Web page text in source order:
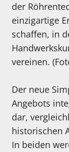
der
einzigartige
schaffen, in
vereinen.
Der neue
Angebots
dar,
historischen
In beiden